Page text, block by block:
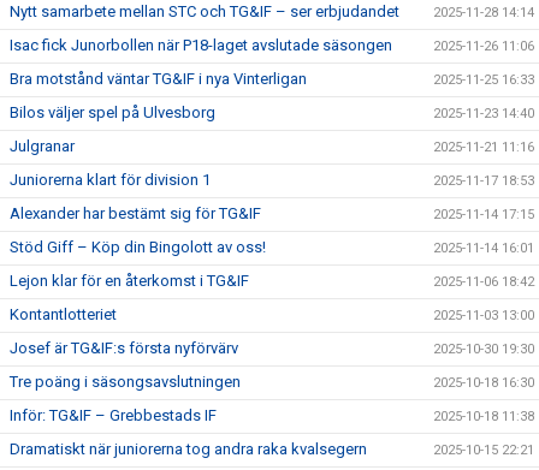
Nytt samarbete mellan STC och TG&IF – ser erbjudandet 2025-11-28 14:14
Isac fick Junorbollen när P18-laget avslutade säsongen 2025-11-26 11:06
Bra motstånd väntar TG&IF i nya Vinterligan 2025-11-25 16:33
Bilos väljer spel på Ulvesborg 2025-11-23 14:40
Julgranar 2025-11-21 11:16
Juniorerna klart för division 1 2025-11-17 18:53
Alexander har bestämt sig för TG&IF 2025-11-14 17:15
Stöd Giff – Köp din Bingolott av oss! 2025-11-14 16:01
Lejon klar för en återkomst i TG&IF 2025-11-06 18:42
Kontantlotteriet 2025-11-03 13:00
Josef är TG&IF:s första nyförvärv 2025-10-30 19:30
Tre poäng i säsongsavslutningen 2025-10-18 16:30
Inför: TG&IF – Grebbestads IF 2025-10-18 11:38
Dramatiskt när juniorerna tog andra raka kvalsegern 2025-10-15 22:21